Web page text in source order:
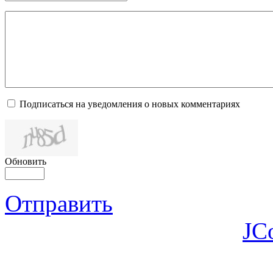
Подписаться на уведомления о новых комментариях
Обновить
Отправить